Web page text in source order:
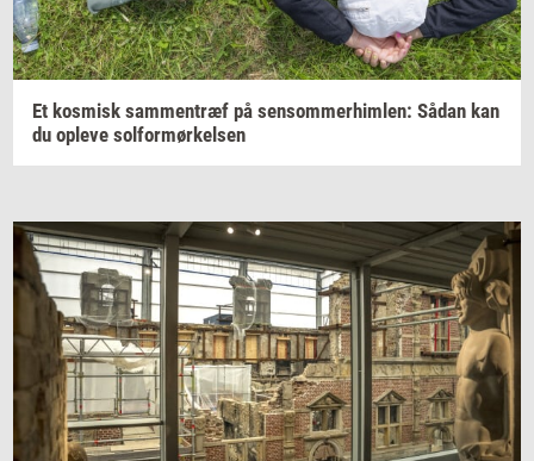
Et kos­misk sam­men­træf på sen­som­mer­him­len: Sådan kan
du op­le­ve sol­for­mør­kel­sen